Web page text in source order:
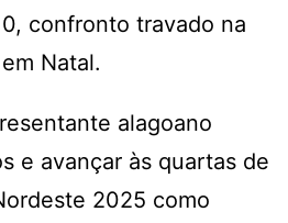
confronto travado na
Natal.
alagoano
e avançar às quartas de
2025 como